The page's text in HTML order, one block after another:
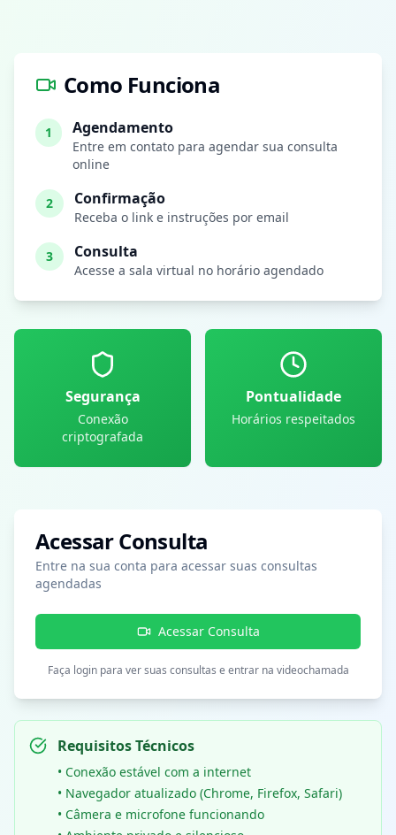
Como Funciona
1 Agendamento
Entre em contato para agendar sua consulta
online
2 Confirmação
Receba o link e instruções por email
3 Consulta
Acesse a sala virtual no horário agendado
Segurança
Conexão
criptografada
Pontualidade
Horários respeitados
Acessar Consulta
Entre na sua conta para acessar suas consultas
agendadas
Acessar Consulta
Faça login para ver suas consultas e entrar na videochamada
Requisitos Técnicos
• Conexão estável com a internet
• Navegador atualizado (Chrome, Firefox, Safari)
• Câmera e microfone funcionando